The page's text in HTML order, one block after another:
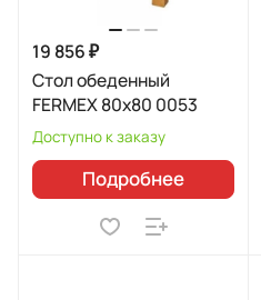
19 856 ₽
Стол обеденный
FERMEX 80x80 0053
Доступно к заказу
Подробнее